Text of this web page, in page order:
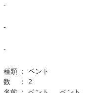
-
-
-
種類
ベント
数
2